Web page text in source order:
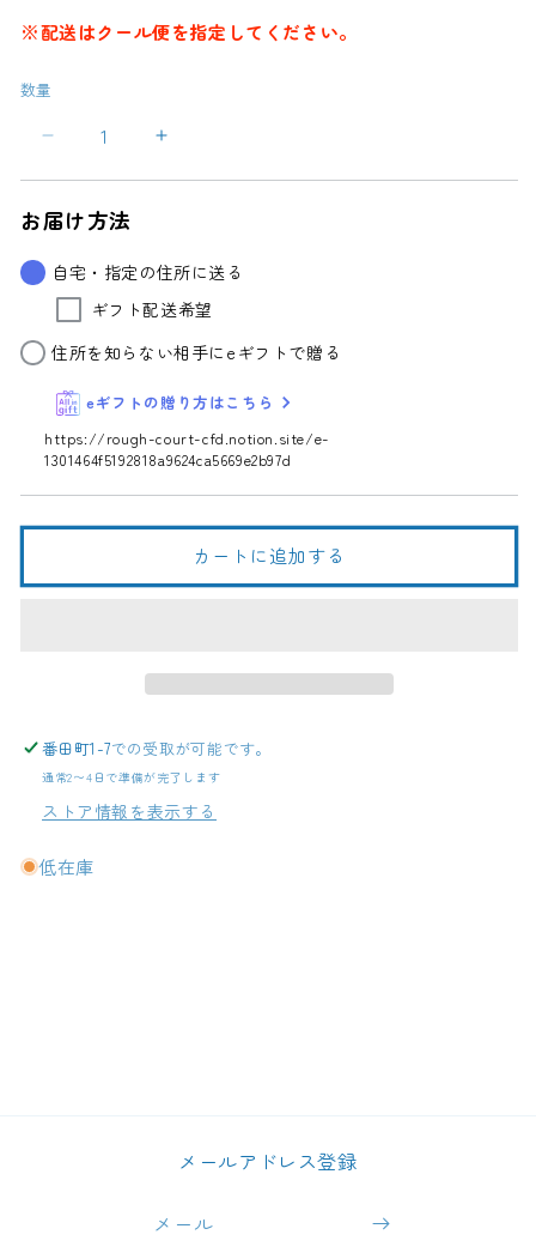
※配送はクール便を指定してください。
数量
ム
ガ
ラ
生
ど
ぶ
く
720ml
の
数
カ
ム
ラ
ど
ぶ
く
720ml
の
数
お届け方法
自宅・指定の住所に送る
ギフト配送希望
住所を知らない相手にeギフトで贈る
eギフトの贈り方はこちら
https://rough-court-cfd.notion.site/e-
1301464f5192818a9624ca5669e2b97d
カートに追加する
番田町1-7での受取が可能です。
通常2〜4日で準備が完了します
ストア情報を表示する
低在庫
メールアドレス登録
メール